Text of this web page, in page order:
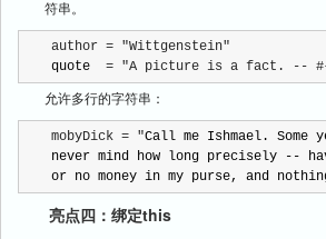
符串。
author = "Wittgenstein"
quote = "A picture is a fact. --
允许多行的字符串：
mobyDick = "Call me Ishmael. Some
never mind how long precisely --
or no money in my purse, and
亮点四：绑定this